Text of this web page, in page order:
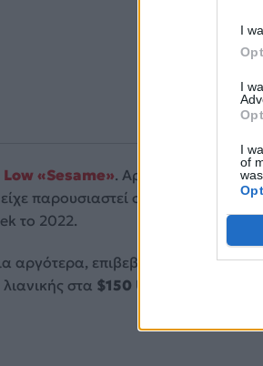
I
I
I
of
«Sesame». Αρχικά
παρουσιαστεί στην έκθεση
το 2022.
αργότερα, επιβεβαιώνεται η
λιανικής στα $150 USD.